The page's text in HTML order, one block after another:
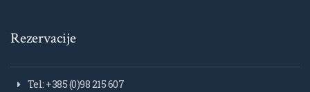
Rezervacije
Tel: +385 (0)98 215 607